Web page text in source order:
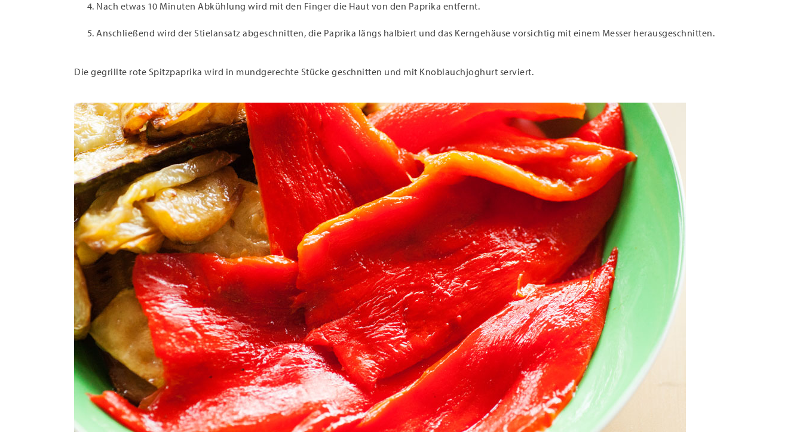
Nach etwas 10 Minuten Abkühlung wird mit den Finger die Haut von den Paprika entfernt.
Anschließend wird der Stielansatz abgeschnitten, die Paprika längs halbiert und das Kerngehäuse vorsichtig mit einem Messer herausgeschnitten.
Die gegrillte rote Spitzpaprika wird in mundgerechte Stücke geschnitten und mit Knoblauchjoghurt serviert.